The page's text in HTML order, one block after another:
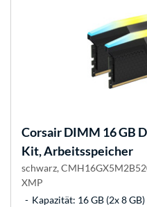
CorsairDIMM 16 GB
Kit, Arbeitsspeicher
schwarz,
XMP
Kapazität: 16 GB (2x 8 GB)